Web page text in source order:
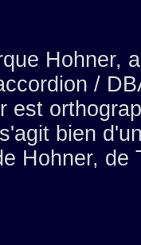
Hohner,
/
est
bien
Hohner, de